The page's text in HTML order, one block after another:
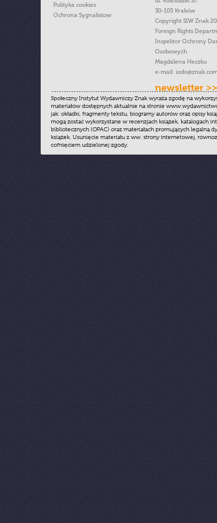
Polityka cookies
Ochrona Sygnalistow
30-105 Kraków
Copyright SIW Znak
Foreign Rights
Inspektor Ochrony
Osobowych
Magdalena Heczko
e-mail:
newsletter >>
Społeczny Instytut Wydawniczy Znak wyraża zgodę na
materiałów dostępnych aktualnie na stronie
jak: okładki, fragmenty tekstu, biogramy autorów oraz opisy
mogą zostać wykorzystane w recenzjach książek, katalogach
bibliotecznych (OPAC) oraz materiałach promujących legalną
książek. Usunięcie materiału z ww. strony internetowej,
cofnięciem udzielonej zgody.